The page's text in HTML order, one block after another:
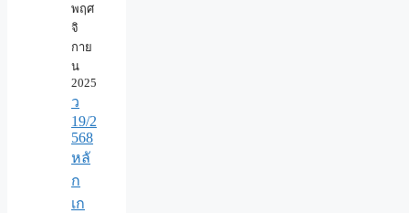
พฤศ
จิ
กาย
น
2025
ว
19/2
568
หลั
ก
เก